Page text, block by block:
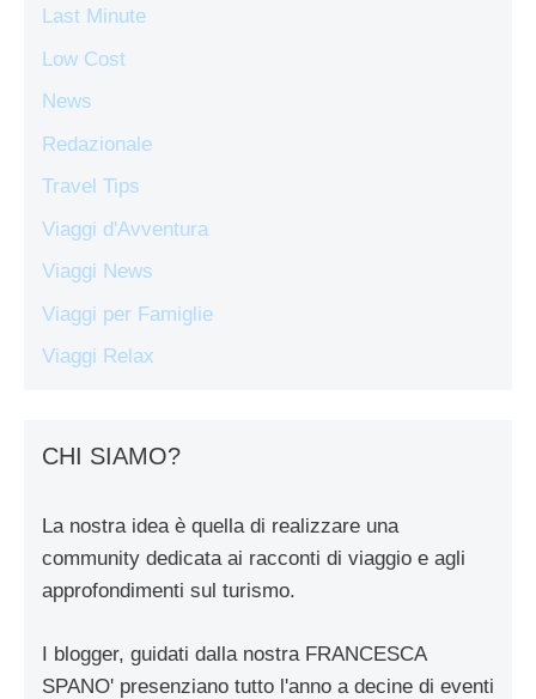
Last Minute
Low Cost
News
Redazionale
Travel Tips
Viaggi d'Avventura
Viaggi News
Viaggi per Famiglie
Viaggi Relax
CHI SIAMO?
La nostra idea è quella di realizzare una
community dedicata ai racconti di viaggio e agli
approfondimenti sul turismo.
I blogger, guidati dalla nostra FRANCESCA
SPANO' presenziano tutto l'anno a decine di eventi